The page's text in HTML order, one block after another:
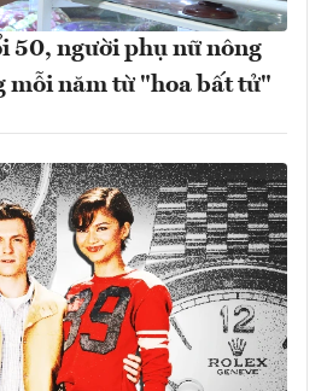
50, người phụ nữ nông
mỗi năm từ "hoa bất tử"